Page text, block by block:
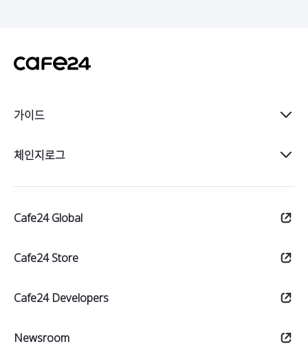
가이드
소개
시작
판매
운영
체인지로그
전체
공지사항
업데이트
디자인 업데이트
Cafe24 Global
Cafe24 Store
Cafe24 Developers
Newsroom